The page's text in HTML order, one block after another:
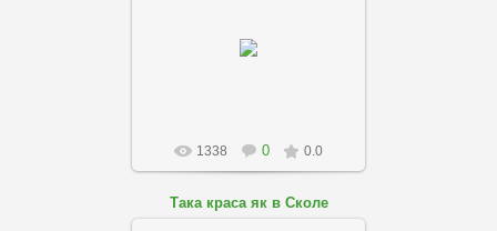
1338 0 0.0
Така краса як в Сколе